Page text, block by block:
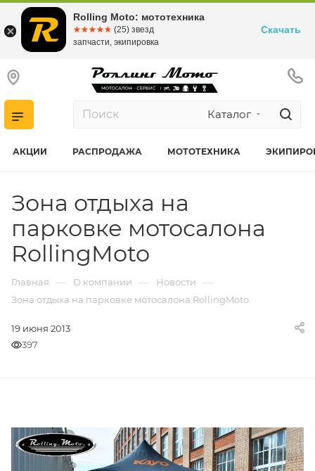
Каталог
АКЦИИ РАСПРОДАЖА МОТОТЕХНИКА
Зона отдыха на
парковке мотосалона
RollingMoto
Главная — О компании — Новости —
Зона отдыха на парковке мотосалона RollingMoto
19 июня 2013
397
Rolling Moto: мототехника
☆☆☆☆☆
★★★★★ (25) звезд
запчасти, экипировка
Скачать